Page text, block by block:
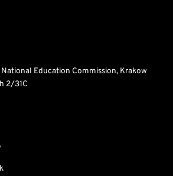
Education Commission, Krakow
2/31C